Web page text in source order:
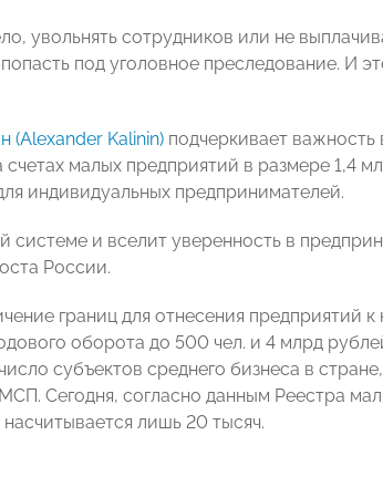
увольнять сотрудников или не
под уголовное преследование. И
(Alexander Kalinin) подчеркивает
малых предприятий в размере 1,4
индивидуальных предпринимателей.
и вселит уверенность в
России.
границ для отнесения предприятий к
оборота до 500 чел. и 4 млрд
субъектов среднего бизнеса в
Сегодня, согласно данным Реестра
лишь 20 тысяч.